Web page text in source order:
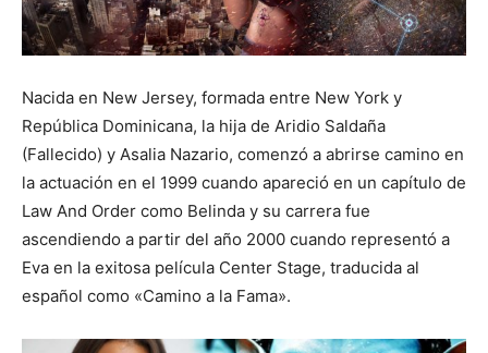
Nacida en New Jersey, formada entre New York y
República Dominicana, la hija de Aridio Saldaña
(Fallecido) y Asalia Nazario, comenzó a abrirse camino en
la actuación en el 1999 cuando apareció en un capítulo de
Law And Order como Belinda y su carrera fue
ascendiendo a partir del año 2000 cuando representó a
Eva en la exitosa película Center Stage, traducida al
español como «Camino a la Fama».